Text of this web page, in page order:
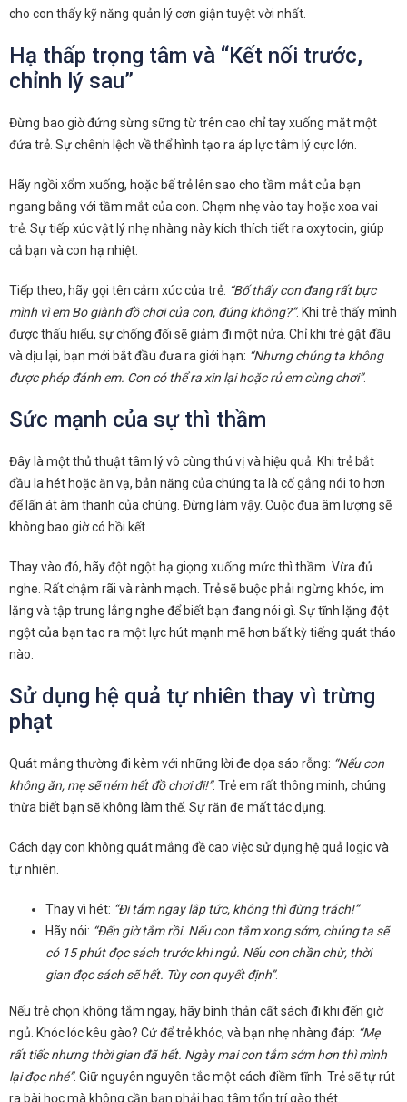
cho con thấy kỹ năng quản lý cơn giận tuyệt vời nhất.
Hạ thấp trọng tâm và “Kết nối trước,
chỉnh lý sau”
Đừng bao giờ đứng sừng sững từ trên cao chỉ tay xuống mặt một
đứa trẻ. Sự chênh lệch về thể hình tạo ra áp lực tâm lý cực lớn.
Hãy ngồi xổm xuống, hoặc bế trẻ lên sao cho tầm mắt của bạn
ngang bằng với tầm mắt của con. Chạm nhẹ vào tay hoặc xoa vai
trẻ. Sự tiếp xúc vật lý nhẹ nhàng này kích thích tiết ra oxytocin, giúp
cả bạn và con hạ nhiệt.
Tiếp theo, hãy gọi tên cảm xúc của trẻ. “Bố thấy con đang rất bực
mình vì em Bo giành đồ chơi của con, đúng không?”. Khi trẻ thấy mình
được thấu hiểu, sự chống đối sẽ giảm đi một nửa. Chỉ khi trẻ gật đầu
và dịu lại, bạn mới bắt đầu đưa ra giới hạn: “Nhưng chúng ta không
được phép đánh em. Con có thể ra xin lại hoặc rủ em cùng chơi”.
Sức mạnh của sự thì thầm
Đây là một thủ thuật tâm lý vô cùng thú vị và hiệu quả. Khi trẻ bắt
đầu la hét hoặc ăn vạ, bản năng của chúng ta là cố gắng nói to hơn
để lấn át âm thanh của chúng. Đừng làm vậy. Cuộc đua âm lượng sẽ
không bao giờ có hồi kết.
Thay vào đó, hãy đột ngột hạ giọng xuống mức thì thầm. Vừa đủ
nghe. Rất chậm rãi và rành mạch. Trẻ sẽ buộc phải ngừng khóc, im
lặng và tập trung lắng nghe để biết bạn đang nói gì. Sự tĩnh lặng đột
ngột của bạn tạo ra một lực hút mạnh mẽ hơn bất kỳ tiếng quát tháo
nào.
Sử dụng hệ quả tự nhiên thay vì trừng
phạt
Quát mắng thường đi kèm với những lời đe dọa sáo rỗng: “Nếu con
không ăn, mẹ sẽ ném hết đồ chơi đi!”. Trẻ em rất thông minh, chúng
thừa biết bạn sẽ không làm thế. Sự răn đe mất tác dụng.
Cách dạy con không quát mắng đề cao việc sử dụng hệ quả logic và
tự nhiên.
Thay vì hét: “Đi tắm ngay lập tức, không thì đừng trách!”
Hãy nói: “Đến giờ tắm rồi. Nếu con tắm xong sớm, chúng ta sẽ
có 15 phút đọc sách trước khi ngủ. Nếu con chần chừ, thời
gian đọc sách sẽ hết. Tùy con quyết định”.
Nếu trẻ chọn không tắm ngay, hãy bình thản cất sách đi khi đến giờ
ngủ. Khóc lóc kêu gào? Cứ để trẻ khóc, và bạn nhẹ nhàng đáp: “Mẹ
rất tiếc nhưng thời gian đã hết. Ngày mai con tắm sớm hơn thì mình
lại đọc nhé”. Giữ nguyên nguyên tắc một cách điềm tĩnh. Trẻ sẽ tự rút
ra bài học mà không cần bạn phải hao tâm tổn trí gào thét.